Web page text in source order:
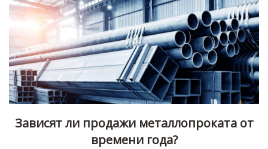
Зависят ли продажи металлопроката от
времени года?